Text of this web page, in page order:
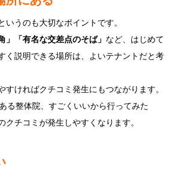
いうのも大切なポイントです。
」「有名な交差点のそば」 など、はじめて
く説明できる場所は、よいテナントだと考
すければクチコミ発生にもつながります。
る整体院、すごくいいから行ってみた
クチコミが発生しやすくなります。